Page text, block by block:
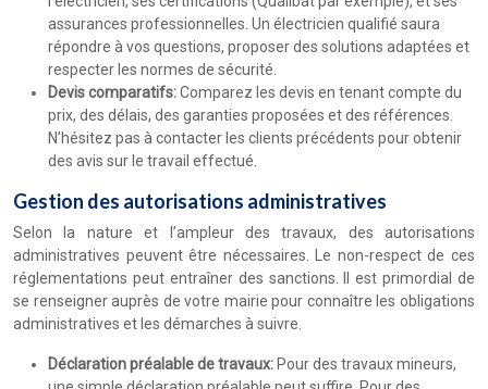
assurances professionnelles. Un électricien qualifié saura
répondre à vos questions, proposer des solutions adaptées et
respecter les normes de sécurité.
Devis comparatifs:Comparez les devis en tenant compte du
prix, des délais, des garanties proposées et des références.
N’hésitez pas à contacter les clients précédents pour obtenir
des avis sur le travail effectué.
Gestion des autorisations administratives
Selon la nature et l’ampleur des travaux, des autorisations
administratives peuvent être nécessaires. Le non-respect de ces
réglementations peut entraîner des sanctions. Il est primordial de
se renseigner auprès de votre mairie pour connaître les obligations
administratives et les démarches à suivre.
Déclaration préalable de travaux: Pour des travaux mineurs,